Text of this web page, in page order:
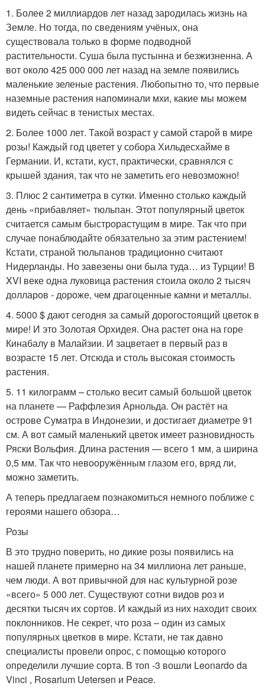
1. Более 2 миллиардов лет назад зародилась жизнь на
Земле. Но тогда, по сведениям учёных, она
существовала только в форме подводной
растительности. Суша была пустынна и безжизненна. А
вот около 425 000 000 лет назад на земле появились
маленькие зеленые растения. Любопытно то, что первые
наземные растения напоминали мхи, какие мы можем
видеть сейчас в тенистых местах.
2. Более 1000 лет. Такой возраст у самой старой в мире
розы! Каждый год цветет у собора Хильдесхайме в
Германии. И, кстати, куст, практически, сравнялся с
крышей здания, так что не заметить его невозможно!
3. Плюс 2 сантиметра в сутки. Именно столько каждый
день «прибавляет» тюльпан. Этот популярный цветок
считается самым быстрорастущим в мире. Так что при
случае понаблюдайте обязательно за этим растением!
Кстати, страной тюльпанов традиционно считают
Нидерланды. Но завезены они была туда… из Турции! В
XVI веке одна луковица растения стоила около 2 тысяч
долларов - дороже, чем драгоценные камни и металлы.
4. 5000 $ дают сегодня за самый дорогостоящий цветок в
мире! И это Золотая Орхидея. Она растет она на горе
Кинабалу в Малайзии. И зацветает в первый раз в
возрасте 15 лет. Отсюда и столь высокая стоимость
растения.
5. 11 килограмм – столько весит самый большой цветок
на планете — Раффлезия Арнольда. Он растёт на
острове Суматра в Индонезии, и достигает диаметре 91
см. А вот самый маленький цветок имеет разновидность
Ряски Вольфия. Длина растения — всего 1 мм, а ширина
0,5 мм. Так что невооружённым глазом его, вряд ли,
можно заметить.
А теперь предлагаем познакомиться немного поближе с
героями нашего обзора…
Розы
В это трудно поверить, но дикие розы появились на
нашей планете примерно на 34 миллиона лет раньше,
чем люди. А вот привычной для нас культурной розе
«всего» 5 000 лет. Существуют сотни видов роз и
десятки тысяч их сортов. И каждый из них находит своих
поклонников. Не секрет, что роза – один из самых
популярных цветков в мире. Кстати, не так давно
специалисты провели опрос, с помощью которого
определили лучшие сорта. В топ -3 вошли Leonardo da
Vinci , Rosarium Uetersen и Peace.